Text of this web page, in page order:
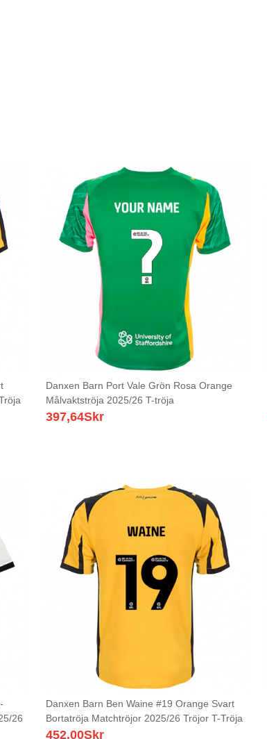
Danxen Barn Port Vale Grön Rosa Orange
Målvaktströja 2025/26 T-tröja
397,64Skr
26
Danxen Barn Ben Waine #19 Orange Svart
Bortatröja Matchtröjor 2025/26 Tröjor T-Tröja
452,00Skr